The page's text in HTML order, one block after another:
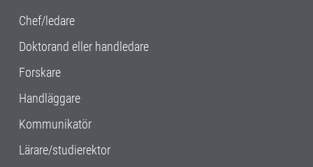
Chef/ledare
Doktorand eller handledare
Forskare
Handläggare
Kommunikatör
Lärare/studierektor